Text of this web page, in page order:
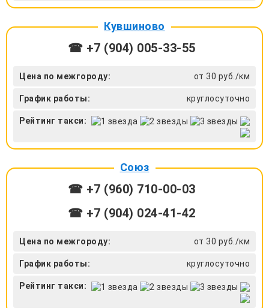
Кувшиново
☎ +7 (904) 005-33-55
Цена по межгороду: от 30 руб./км
График работы: круглосуточно
Рейтинг такси:
Союз
☎ +7 (960) 710-00-03
☎ +7 (904) 024-41-42
Цена по межгороду: от 30 руб./км
График работы: круглосуточно
Рейтинг такси: